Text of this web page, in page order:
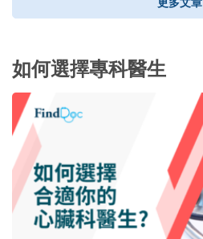
如何選擇專科醫生